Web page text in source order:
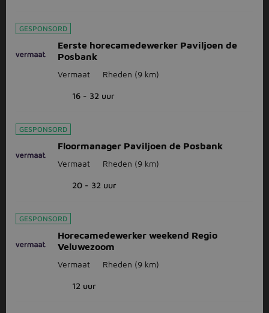
GESPONSORD
Eerste horecamedewerker Paviljoen de
Posbank
Vermaat Rheden (9 km)
16 - 32 uur
GESPONSORD
Floormanager Paviljoen de Posbank
Vermaat Rheden (9 km)
20 - 32 uur
GESPONSORD
Horecamedewerker weekend Regio
Veluwezoom
Vermaat Rheden (9 km)
12 uur